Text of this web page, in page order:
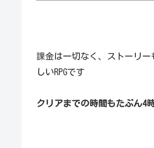
課金は一切なく、ストーリ
しいRPGです
クリアまでの時間もたぶん4